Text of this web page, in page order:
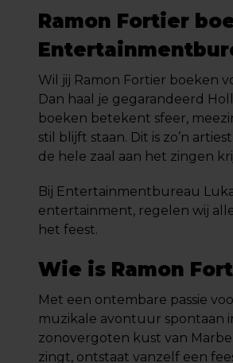
Ramon Fortier
Wil jij Ramon Fortier boeken
Dan haal je gegarandeerd
boeken betekent sfeer,
stil blijft staan. Dit is zo’n
de hele zaal aan het zingen
Bij Entertainmentbureau
entertainment, regelen wij
het feest.
Wie is Ramon
Met een ontembare passie
muzikale avontuur spontaan
zonovergoten kust van
zingt, ontstaat vanzelf een